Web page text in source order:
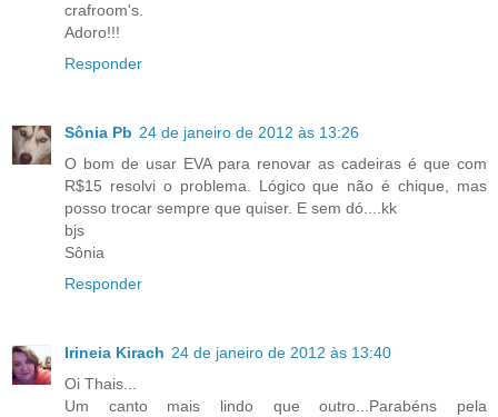
crafroom's.
Adoro!!!
Responder
Sônia Pb 24 de janeiro de 2012 às 13:26
O bom de usar EVA para renovar as cadeiras é que com
R$15 resolvi o problema. Lógico que não é chique, mas
posso trocar sempre que quiser. E sem dó....kk
bjs
Sônia
Responder
Irineia Kirach 24 de janeiro de 2012 às 13:40
Oi Thais...
Um canto mais lindo que outro...Parabéns pela